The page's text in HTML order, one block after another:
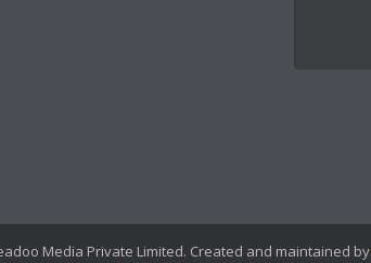
Media Private Limited. Created and maintained by